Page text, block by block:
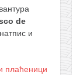
de
и
плаћеници